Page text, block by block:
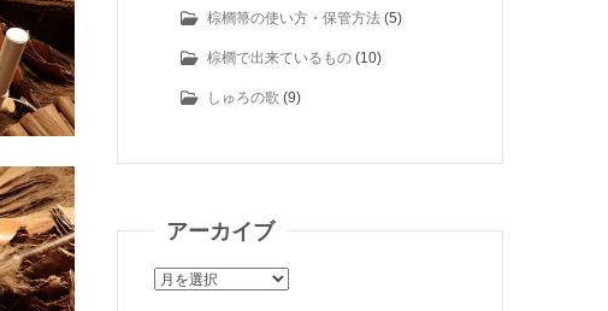
棕櫚箒の使い方・保管方法 (5)
棕櫚で出来ているもの (10)
しゅろの歌 (9)
アーカイブ
ア